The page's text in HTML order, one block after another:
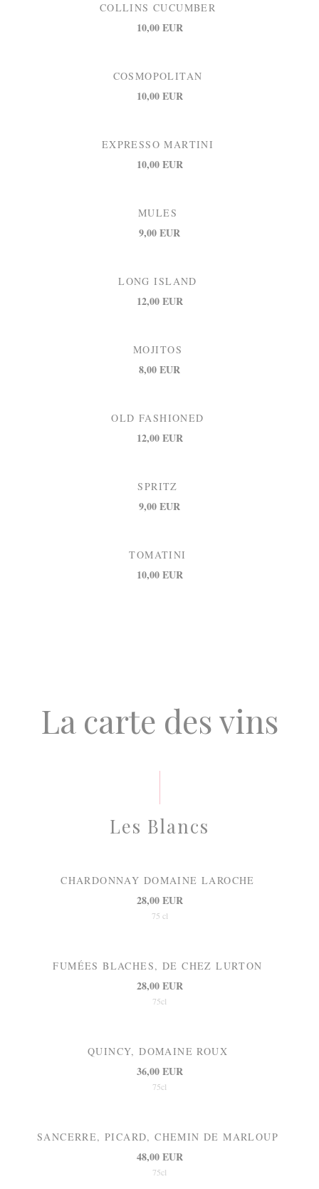
COLLINS CUCUMBER
10,00 EUR
COSMOPOLITAN
10,00 EUR
EXPRESSO MARTINI
10,00 EUR
MULES
9,00 EUR
LONG ISLAND
12,00 EUR
MOJITOS
8,00 EUR
OLD FASHIONED
12,00 EUR
SPRITZ
9,00 EUR
TOMATINI
10,00 EUR
La carte des vins
Les Blancs
CHARDONNAY DOMAINE LAROCHE
28,00 EUR
75 cl
FUMÉES BLACHES, DE CHEZ LURTON
28,00 EUR
75cl
QUINCY, DOMAINE ROUX
36,00 EUR
75cl
SANCERRE, PICARD, CHEMIN DE MARLOUP
48,00 EUR
75cl